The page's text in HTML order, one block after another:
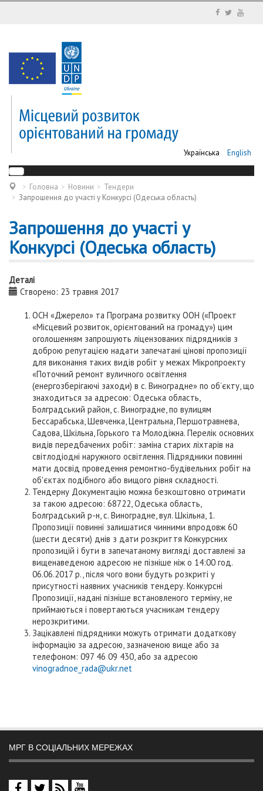
Українська English
Головна Новини
Тендери
Запрошення до участі у Конкурсі (Одеська область)
Запрошення до участі у
Конкурсі (Одеська область)
Деталі
Створено: 23 травня 2017
ОСН «Джерело» та Програма розвитку ООН («Проект
«Місцевий розвиток, орієнтований на громаду») цим
оголошенням запрошують ліцензованих підрядників з
доброю репутацією надати запечатані цінові пропозиції
для виконання таких видів робіт у межах Мікропроекту
«Поточний ремонт вуличного освітлення
(енергозберігаючі заходи) в с. Виноградне» по об’єкту, що
знаходиться за адресою: Одеська область,
Болградський район, с. Виноградне, по вулицям
Бессарабська, Шевченка, Центральна, Першотравнева,
Садова, Шкільна, Горького та Молодіжна. Перелік основних
видів передбачених робіт: заміна старих ліхтарів на
світлодіодні наружного освітлення. Підрядники повинні
мати досвід проведення ремонтно-будівельних робіт на
об'єктах подібного або вищого рівня складності.
Тендерну Документацію можна безкоштовно отримати
за такою адресою: 68722, Одеська область,
Болградський р-н, с. Виноградне, вул. Шкільна, 1.
Пропозиції повинні залишатися чинними впродовж 60
(шести десяти) днів з дати розкриття Конкурсних
пропозицій і бути в запечатаному вигляді доставлені за
вищенаведеною адресою не пізніше ніж о 14:00 год.
06.06.2017 р., після чого вони будуть розкриті у
присутності наявних учасників тендеру. Конкурсні
Пропозиції, надані пізніше встановленого терміну, не
приймаються і повертаються учасникам тендеру
нерозкритими.
Зацікавлені підрядники можуть отримати додаткову
інформацію за адресою, зазначеною вище або за
телефоном: 097 46 09 430, або за адресою
vinogradnoe_rada@ukr.net
МРГ В СОЦІАЛЬНИХ МЕРЕЖАХ